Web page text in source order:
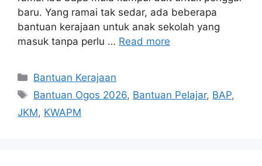
baru. Yang ramai tak sedar, ada beberapa
bantuan kerajaan untuk anak sekolah yang
masuk tanpa perlu … Read more
Categories
Bantuan Kerajaan
Tags
Bantuan Ogos 2026, Bantuan Pelajar, BAP,
JKM, KWAPM